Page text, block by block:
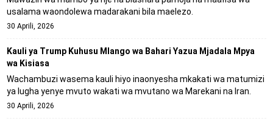
usalama waondolewa madarakani bila maelezo.
30 Aprili, 2026
Kauli ya Trump Kuhusu Mlango wa Bahari Yazua Mjadala Mpya
wa Kisiasa
Wachambuzi wasema kauli hiyo inaonyesha mkakati wa matumizi
ya lugha yenye mvuto wakati wa mvutano wa Marekani na Iran.
30 Aprili, 2026